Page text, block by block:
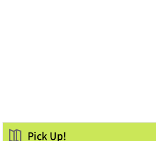
Pick Up!